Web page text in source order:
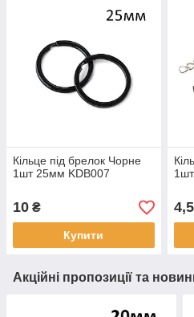
Кільце під брелок Чорне
1шт 25мм KDB007
10 ₴
Купити
Акційні пропозиції та